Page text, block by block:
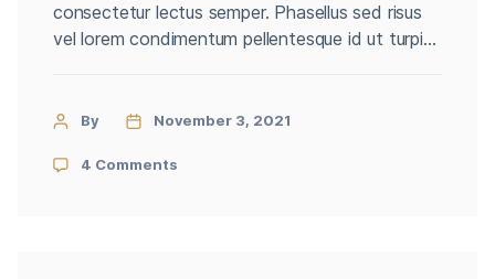
consectetur lectus semper. Phasellus sed risus
vel lorem condimentum pellentesque id ut turpis.
enim quam, vitae luctus lacus tincidunt ac. Ut sit
dapibus erat eu maximus eleifend. […]
By November 3, 2021
4 Comments